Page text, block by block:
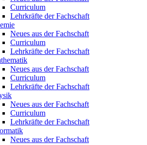
Curriculum
Lehrkräfte der Fachschaft
Neues aus der Fachschaft
Curriculum
Lehrkräfte der Fachschaft
Neues aus der Fachschaft
Curriculum
Lehrkräfte der Fachschaft
Neues aus der Fachschaft
Curriculum
Lehrkräfte der Fachschaft
Neues aus der Fachschaft